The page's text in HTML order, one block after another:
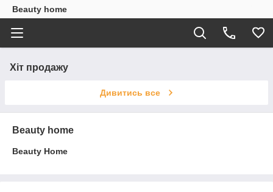
Beauty home
Хіт продажу
Дивитись все
Beauty home
Beauty Home